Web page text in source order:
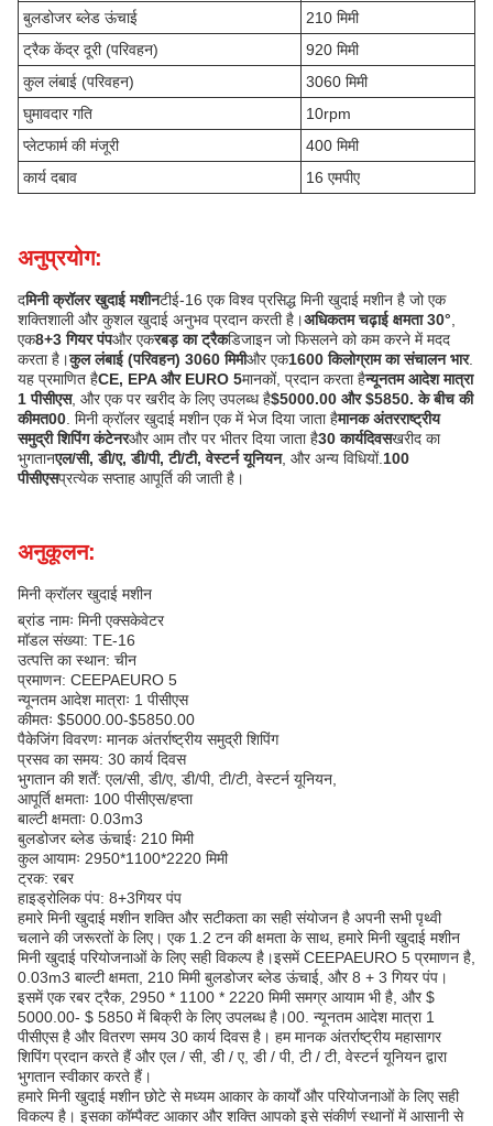
बुलडोजर ब्लेड ऊंचाई
210 मिमी
ट्रैक केंद्र दूरी (परिवहन)
920 मिमी
कुल लंबाई (परिवहन)
3060 मिमी
घुमावदार गति
10rpm
प्लेटफार्म की मंजूरी
400 मिमी
कार्य दबाव
16 एमपीए
अनुप्रयोग:
दमिनी क्रॉलर खुदाई मशीनटीई-16 एक विश्व प्रसिद्ध मिनी खुदाई मशीन है जो एक
शक्तिशाली और कुशल खुदाई अनुभव प्रदान करती है।अधिकतम चढ़ाई क्षमता 30°
एक8+3 गियर पंपऔर एकरबड़ का ट्रैकडिजाइन जो फिसलने को कम करने में मदद
करता है।कुल लंबाई (परिवहन) 3060 मिमीऔर एक1600 किलोग्राम का संचालन भार.
यह प्रमाणित हैCE, EPA और EURO 5मानकों, प्रदान करता हैन्यूनतम आदेश मात्रा
1 पीसीएस, और एक पर खरीद के लिए उपलब्ध है$5000.00 और $5850. के बीच की
कीमत00 . मिनी क्रॉलर खुदाई मशीन एक में भेज दिया जाता हैमानक अंतरराष्ट्रीय
समुद्री शिपिंग कंटेनरऔर आम तौर पर भीतर दिया जाता है30 कार्यदिवसखरीद का
भुगतानएल/सी, डी/ए, डी/पी, टी/टी, वेस्टर्न यूनियन, और अन्य विधियों. 100
पीसीएसप्रत्येक सप्ताह आपूर्ति की जाती है।
अनुकूलन:
मिनी क्रॉलर खुदाई मशीन
ब्रांड नामः मिनी एक्सकेवेटर
मॉडल संख्या: TE-16
उत्पत्ति का स्थान: चीन
प्रमाणन: CEEPAEURO 5
न्यूनतम आदेश मात्राः 1 पीसीएस
कीमतः $5000.00-$5850.00
पैकेजिंग विवरणः मानक अंतर्राष्ट्रीय समुद्री शिपिंग
प्रसव का समय: 30 कार्य दिवस
भुगतान की शर्तें: एल/सी, डी/ए, डी/पी, टी/टी, वेस्टर्न यूनियन,
आपूर्ति क्षमताः 100 पीसीएस/हप्ता
बाल्टी क्षमताः 0.03m3
बुलडोजर ब्लेड ऊंचाईः 210 मिमी
कुल आयामः 2950*1100*2220 मिमी
ट्रक: रबर
हाइड्रोलिक पंप: 8+3गियर पंप
हमारे मिनी खुदाई मशीन शक्ति और सटीकता का सही संयोजन है अपनी सभी पृथ्वी
चलाने की जरूरतों के लिए। एक 1.2 टन की क्षमता के साथ, हमारे मिनी खुदाई मशीन
मिनी खुदाई परियोजनाओं के लिए सही विकल्प है।इसमें CEEPAEURO 5 प्रमाणन है,
0.03m3 बाल्टी क्षमता, 210 मिमी बुलडोजर ब्लेड ऊंचाई, और 8 + 3 गियर पंप।
इसमें एक रबर ट्रैक, 2950 * 1100 * 2220 मिमी समग्र आयाम भी है, और $
5000.00- $ 5850 में बिक्री के लिए उपलब्ध है।00. न्यूनतम आदेश मात्रा 1
पीसीएस है और वितरण समय 30 कार्य दिवस है। हम मानक अंतर्राष्ट्रीय महासागर
शिपिंग प्रदान करते हैं और एल / सी, डी / ए, डी / पी, टी / टी, वेस्टर्न यूनियन द्वारा
भुगतान स्वीकार करते हैं।
हमारे मिनी खुदाई मशीन छोटे से मध्यम आकार के कार्यों और परियोजनाओं के लिए सही
विकल्प है। इसका कॉम्पैक्ट आकार और शक्ति आपको इसे संकीर्ण स्थानों में आसानी से